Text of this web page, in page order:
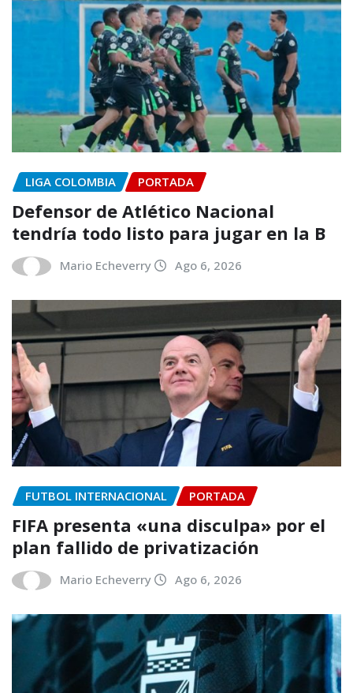
LIGA COLOMBIA PORTADA
Defensor de Atlético Nacional
tendría todo listo para jugar en la B
Mario Echeverry Ago 6, 2026
FUTBOL INTERNACIONAL PORTADA
FIFA presenta «una disculpa» por el
plan fallido de privatización
Mario Echeverry Ago 6, 2026